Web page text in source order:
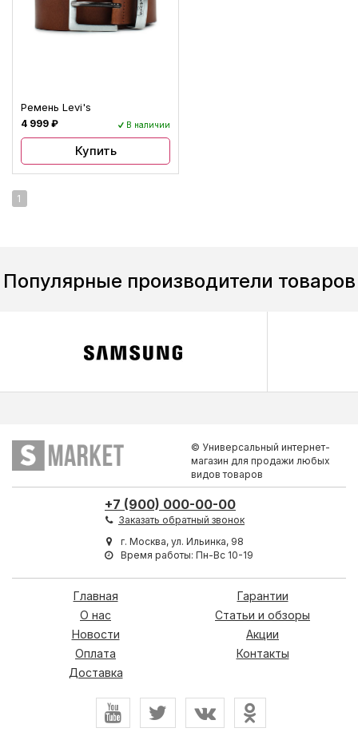
Ремень Levi's
4 999 ₽ В наличии
Купить
1
Популярные производители товаров
© Универсальный интернет-
магазин для продажи любых
видов товаров
+7 (900) 000-00-00
Заказать обратный звонок
г. Москва, ул. Ильинка, 98
Время работы: Пн-Вс 10-19
Главная
О нас
Новости
Оплата
Доставка
Гарантии
Статьи и обзоры
Акции
Контакты